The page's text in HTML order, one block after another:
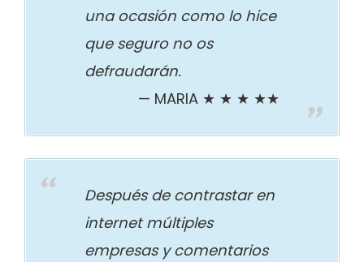
una ocasión como lo hice
que seguro no os
defraudarán.
MARIA ★ ★ ★ ★★
Después de contrastar en
internet múltiples
empresas y comentarios